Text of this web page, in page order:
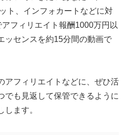
ト、インフォカートなどに対
フィリエイト報酬1000万円以
ッセンスを約15分間の動画で
アフィリエイトなどに、ぜひ活
でも見返して保管できるように
ます。